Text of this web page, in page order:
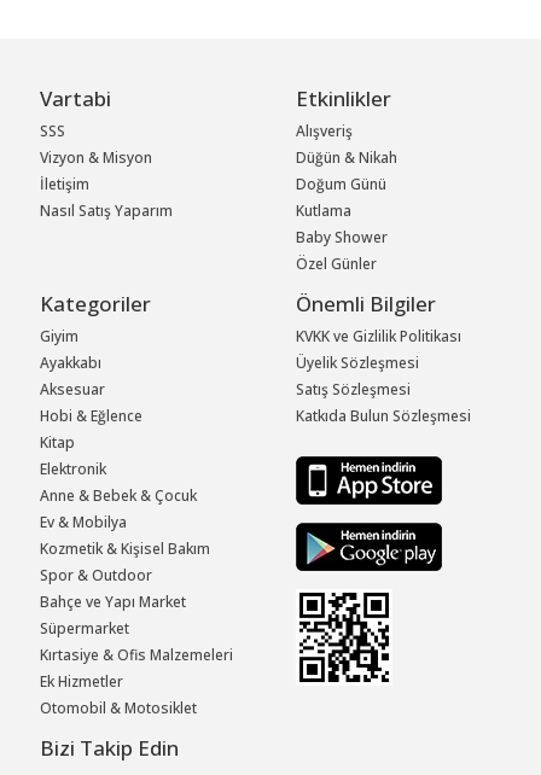
Vartabi
SSS
Vizyon & Misyon
İletişim
Nasıl Satış Yaparım
Etkinlikler
Alışveriş
Düğün & Nikah
Doğum Günü
Kutlama
Baby Shower
Özel Günler
Kategoriler
Giyim
Ayakkabı
Aksesuar
Hobi & Eğlence
Kitap
Elektronik
Anne & Bebek & Çocuk
Ev & Mobilya
Kozmetik & Kişisel Bakım
Spor & Outdoor
Bahçe ve Yapı Market
Süpermarket
Kırtasiye & Ofis Malzemeleri
Ek Hizmetler
Otomobil & Motosiklet
Önemli Bilgiler
KVKK ve Gizlilik Politikası
Üyelik Sözleşmesi
Satış Sözleşmesi
Katkıda Bulun Sözleşmesi
Bizi Takip Edin